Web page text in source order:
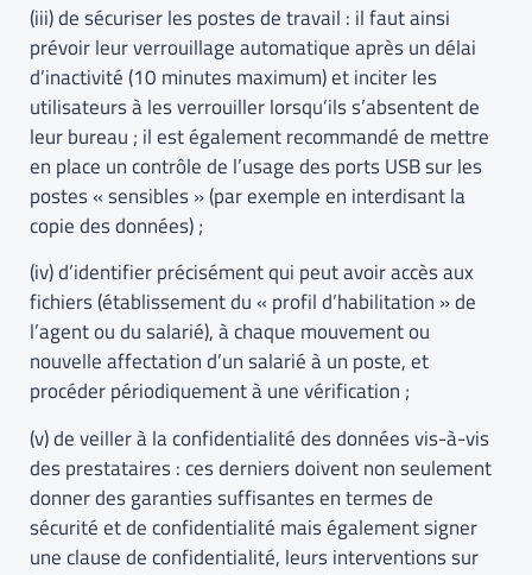
(iii) de sécuriser les postes de travail : il faut ainsi
prévoir leur verrouillage automatique après un délai
d’inactivité (10 minutes maximum) et inciter les
utilisateurs à les verrouiller lorsqu’ils s’absentent de
leur bureau ; il est également recommandé de mettre
en place un contrôle de l’usage des ports USB sur les
postes « sensibles » (par exemple en interdisant la
copie des données) ;
(iv) d’identifier précisément qui peut avoir accès aux
fichiers (établissement du « profil d’habilitation » de
l’agent ou du salarié), à chaque mouvement ou
nouvelle affectation d’un salarié à un poste, et
procéder périodiquement à une vérification ;
(v) de veiller à la confidentialité des données vis-à-vis
des prestataires : ces derniers doivent non seulement
donner des garanties suffisantes en termes de
sécurité et de confidentialité mais également signer
une clause de confidentialité, leurs interventions sur